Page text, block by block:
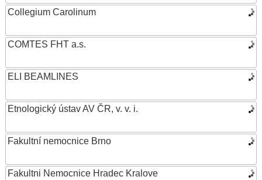
Collegium Carolinum
COMTES FHT a.s.
ELI BEAMLINES
Etnologický ústav AV ČR, v. v. i.
Fakultní nemocnice Brno
Fakultni Nemocnice Hradec Kralove